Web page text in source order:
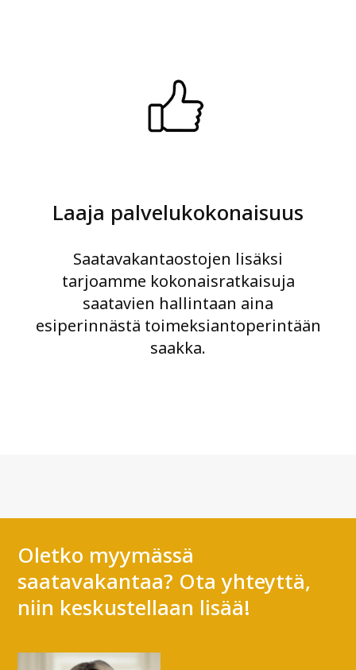
Laaja palvelukokonaisuus
Saatavakantaostojen lisäksi
tarjoamme kokonaisratkaisuja
saatavien hallintaan aina
esiperinnästä toimeksiantoperintään
saakka.
Oletko myymässä
saatavakantaa? Ota yhteyttä,
niin keskustellaan lisää!